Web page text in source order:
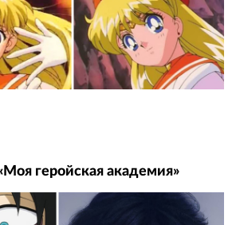
геройская академия»